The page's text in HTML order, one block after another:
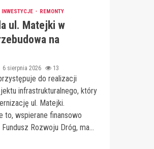
INWESTYCJE REMONTY
ul. Matejki w
na
6 sierpnia 2026 13
do realizacji
infrastrukturalnego, który
ul. Matejki.
to, wspierane finansowo
Rozwoju Dróg, ma...